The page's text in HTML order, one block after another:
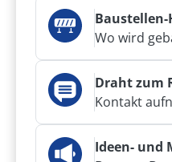
Wo wird
Draht zum
Kontakt
Ideen- und